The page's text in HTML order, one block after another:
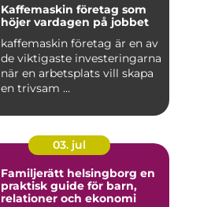
Kaffemaskin företag som
höjer vardagen på jobbet
kaffemaskin företag är en av
de viktigaste investeringarna
när en arbetsplats vill skapa
en trivsam ...
03. jul
Familjerätt helsingborg en
praktisk guide för barn,
relationer och ekonomi